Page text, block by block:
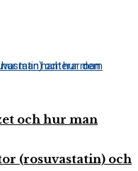
(rosuvastatin) och
och hur man